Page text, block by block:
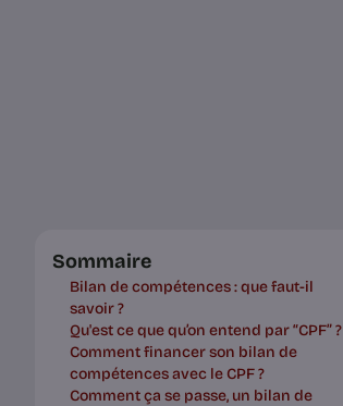
Sommaire
Bilan de compétences : que faut-il
savoir ?
Qu'est ce que qu’on entend par “CPF” ?
Comment financer son bilan de
compétences avec le CPF ?
Comment ça se passe, un bilan de